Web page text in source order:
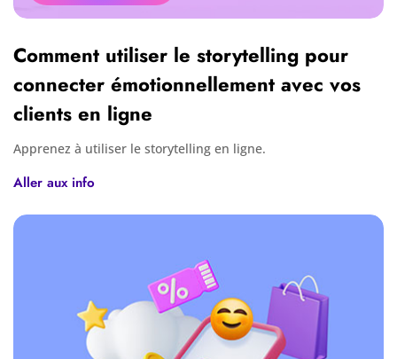
Comment utiliser le storytelling pour
connecter émotionnellement avec vos
clients en ligne
Apprenez à utiliser le storytelling en ligne.
Aller aux info